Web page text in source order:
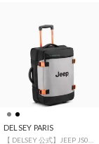
DELSEY PARIS